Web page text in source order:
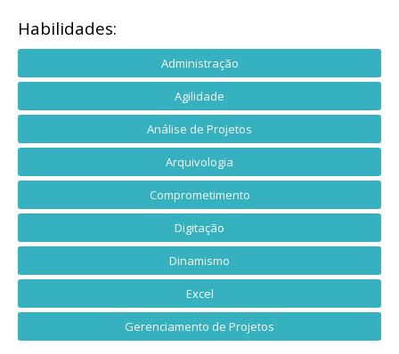
Habilidades:
Administração
Agilidade
Análise de Projetos
Arquivologia
Comprometimento
Digitação
Dinamismo
Excel
Gerenciamento de Projetos